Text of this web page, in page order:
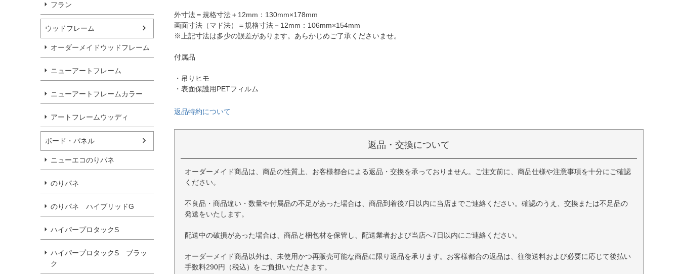
フラン
ウッドフレーム
オーダーメイドウッドフレーム
ニューアートフレーム
ニューアートフレームカラー
アートフレームウッディ
ボード・パネル
ニューエコのりパネ
のりパネ
のりパネ ハイブリッドG
ハイパープロタックS
ハイパープロタックS ブラッ
ク
外寸法＝規格寸法＋12mm：130mm×178mm
画面寸法（マド法）＝規格寸法－12mm：106mm×154mm
※上記寸法は多少の誤差があります。あらかじめご了承くださいませ。
付属品
・吊りヒモ
・表面保護用PETフィルム
返品特約について
返品・交換について
オーダーメイド商品は、商品の性質上、お客様都合による返品・交換を承っておりません。ご注文前に、商品仕様や注意事項を十分にご確認
ください。
不良品・商品違い・数量や付属品の不足があった場合は、商品到着後7日以内に当店までご連絡ください。確認のうえ、交換または不足品の
発送をいたします。
配送中の破損があった場合は、商品と梱包材を保管し、配送業者および当店へ7日以内にご連絡ください。
オーダーメイド商品以外は、未使用かつ再販売可能な商品に限り返品を承ります。お客様都合の返品は、往復送料および必要に応じて後払い
手数料290円（税込）をご負担いただきます。